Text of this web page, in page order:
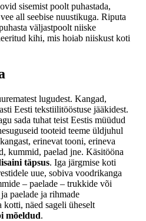
sisemist poolt puhastada,
all seebise nuustikuga. Riputa
väljastpoolt niiske
kihi, mis hoiab niiskust koti
lugudest. Kangad,
Eesti tekstiilitööstuse jääkidest.
sada tuhat teist Eestis müüdud
tooteid teeme üldjuhul
erinevat tooni, erineva
kummid, paelad jne. Käsitööna
täpsus. Iga järgmise koti
uue, sobiva voodrikanga
– paelade – trukkide või
paelade ja rihmade
näed sageli üheselt
mõeldud.